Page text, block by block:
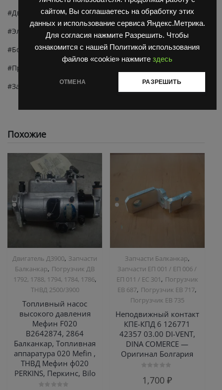
сайтом, Вы соглашаетесь на обработку этих
данных и использование сервиса Яндекс.Метрика.
Для согласия нажмите Разрешить. Чтобы
ознакомится с нашей Политикой использования
файлов «cookie» нажмите здесь
ОТМЕНА РАЗРЕШИТЬ
#Двигатель Д 3900 Каталог
#Электротележки ЕП 006 ЕП 011 Каталог
#Болгарские электропогрузчики ЕВ 687 Каталог
#Продажа запчастей balkancar дв 1792m
#Запчасти для погрузчика дв 1792
Похожие
Двигатель Д3900, Запчасти
Балканкар, Погрузчик ДВ
1792, 1788, 1794, 1784, 1786,
ТНВД 2500/3900
Топливный насос
высокого давления
Мефин F020
B2642874, 2864
Балканкар, Топливная
аппаратура 020 Mefin ,
ТНВД Мефин ф020
PERKINS, Перкинс, Bilo
Запчасти Балканкар,
Запчасти ЕП 001 / ЕП 006 /
ЕП 011 / ЕС 301, Погрузчик
ЕВ 687, Погрузчик ЕВ 717,
Погрузчик ЕВ 735
Неподвижный контакт
КПЕ-КПД 6 126771
42357 03.00 DI-VENT,
DINA COMERCE —
Оригинал Болгария
0
из
1,700₽